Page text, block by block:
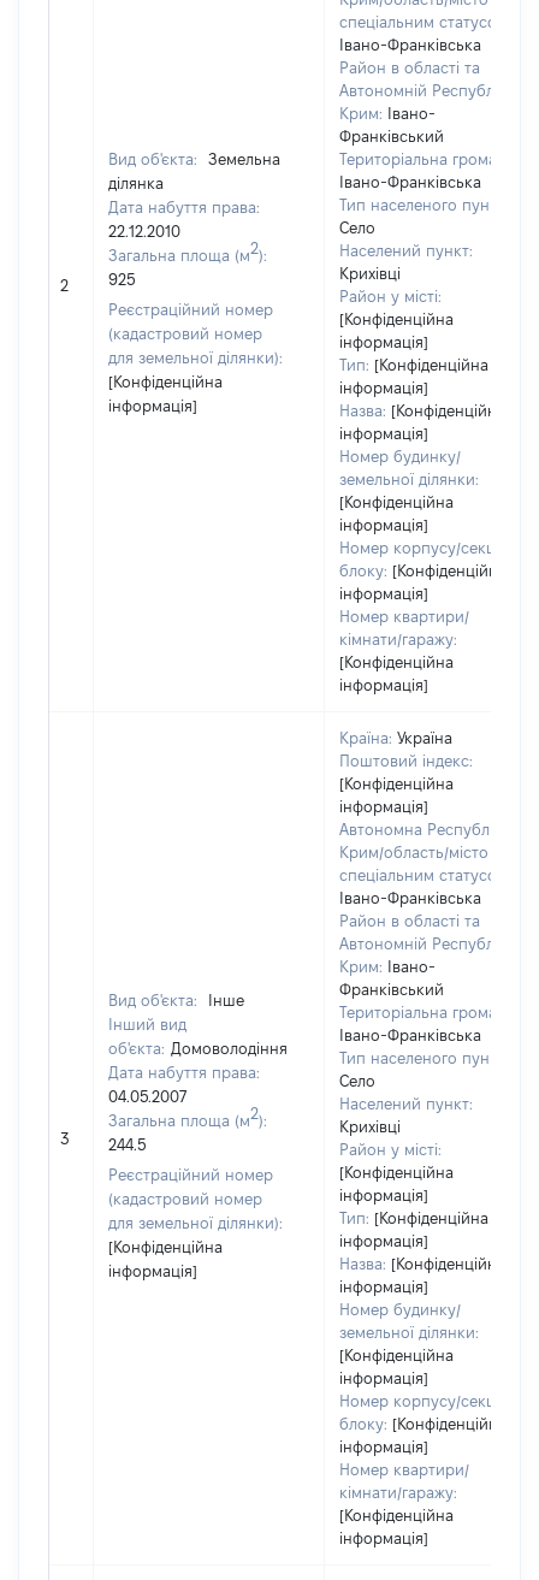
2
Вид об'єкта:
Земельна
ділянка
Дата набуття права:
22.12.2010
Загальна площа (м2):
925
Реєстраційний номер
(кадастровий номер
для земельної ділянки):
[Конфіденційна
інформація]
спеціальним статусом:
Івано-Франківська
Район в області та
Автономній Республіці
Крим:
Івано-
Франківський
Територіальна громада:
Івано-Франківська
Тип населеного пункту:
Село
Населений пункт:
Крихівці
Район у місті:
[Конфіденційна
інформація]
Тип: [Конфіденційна
інформація]
Назва: [Конфіденційна
інформація]
Номер будинку/
земельної ділянки:
[Конфіденційна
інформація]
Номер корпусу/секції/
блоку: [Конфіденційна
інформація]
Номер квартири/
кімнати/гаражу:
[Конфіденційна
інформація]
3
Вид об'єкта:
Інше
Інший вид
об'єкта: Домоволодіння
Дата набуття права:
04.05.2007
Загальна площа (м2):
244.5
Реєстраційний номер
(кадастровий номер
для земельної ділянки):
[Конфіденційна
інформація]
Країна: Україна
Поштовий індекс:
[Конфіденційна
інформація]
Автономна Республіка
Крим/область/місто зі
спеціальним статусом:
Івано-Франківська
Район в області та
Автономній Республіці
Крим:
Івано-
Франківський
Територіальна громада:
Івано-Франківська
Тип населеного пункту:
Село
Населений пункт:
Крихівці
Район у місті:
[Конфіденційна
інформація]
Тип: [Конфіденційна
інформація]
Назва: [Конфіденційна
інформація]
Номер будинку/
земельної ділянки:
[Конфіденційна
інформація]
Номер корпусу/секції/
блоку: [Конфіденційна
інформація]
Номер квартири/
кімнати/гаражу:
[Конфіденційна
інформація]